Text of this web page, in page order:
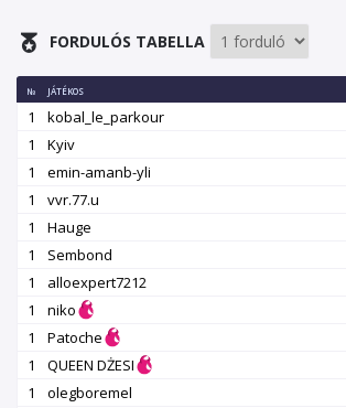
FORDULÓS TABELLA
№ JÁTÉKOS
1 kobal_le_parkour
1
Kyiv
1
emin-amanb-yli
1
vvr.77.u
1
Hauge
1
Sembond
1
alloexpert7212
1
niko
1
Patoche
1
QUEEN DŻESI
1
olegboremel